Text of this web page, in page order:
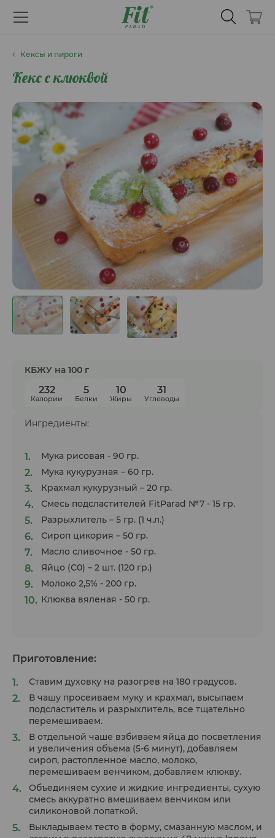
Кексы и пироги
Кекс с клюквой
КБЖУ на 100 г
232
Калории
5
Белки
10
Жиры
31
Углеводы
Ингредиенты:
Мука рисовая - 90 гр.
Мука кукурузная – 60 гр.
Крахмал кукурузный – 20 гр.
Смесь подсластителей FitParad №7 - 15 гр.
Разрыхлитель – 5 гр. (1 ч.л.)
Сироп цикория – 50 гр.
Масло сливочное - 50 гр.
Яйцо (С0) – 2 шт. (120 гр.)
Молоко 2,5% - 200 гр.
Клюква вяленая - 50 гр.
Приготовление:
Ставим духовку на разогрев на 180 градусов.
В чашу просеиваем муку и крахмал, высыпаем
подсластитель и разрыхлитель, все тщательно
перемешиваем.
В отдельной чаше взбиваем яйца до посветления
и увеличения объема (5-6 минут), добавляем
сироп, растопленное масло, молоко,
перемешиваем венчиком, добавляем клюкву.
Объединяем сухие и жидкие ингредиенты, сухую
смесь аккуратно вмешиваем венчиком или
силиконовой лопаткой.
Выкладываем тесто в форму, смазанную маслом, и